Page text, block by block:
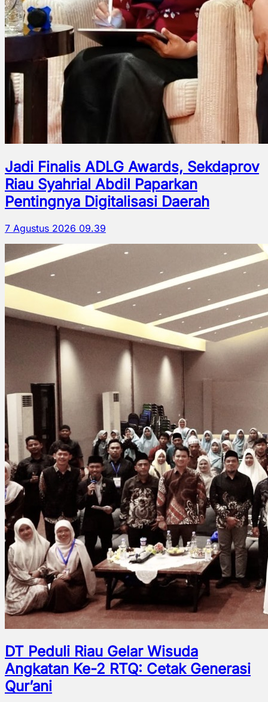
Jadi Finalis ADLG Awards, Sekdaprov
Riau Syahrial Abdil Paparkan
Pentingnya Digitalisasi Daerah
7 Agustus 2026 09.39
DT Peduli Riau Gelar Wisuda
Angkatan Ke-2 RTQ: Cetak Generasi
Qur’ani